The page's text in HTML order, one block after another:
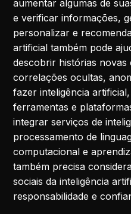
aumentar algumas de
e verificar informações,
personalizar e
artificial também pode
descobrir histórias novas
correlações ocultas,
fazer inteligência
ferramentas e
integrar serviços de
processamento de
computacional e
também precisa
sociais da inteligência
responsabilidade e